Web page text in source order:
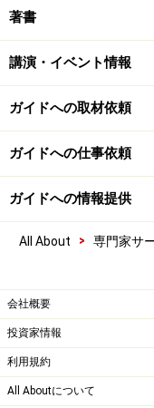
著書
講演・イベント情報
ガイドへの取材依頼
ガイドへの仕事依頼
ガイドへの情報提供
All About > 専門家サ
会社概要
投資家情報
利用規約
All Aboutについて